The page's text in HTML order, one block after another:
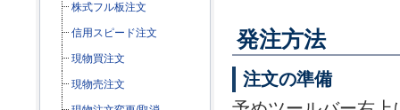
株式フル板注文
信用スピード注文
現物買注文
現物売注文
発注方法
注文の準備